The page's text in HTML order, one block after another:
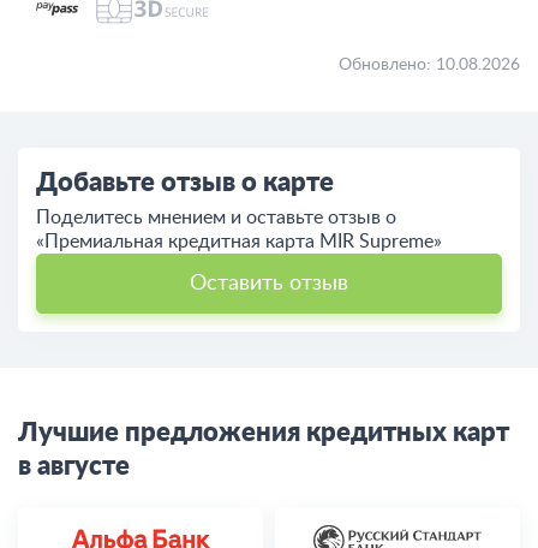
Обновлено: 10.08.2026
Добавьте отзыв о карте
Поделитесь мнением и оставьте отзыв о
«Премиальная кредитная карта MIR Supreme»
Оставить отзыв
Лучшие предложения кредитных карт
в августе